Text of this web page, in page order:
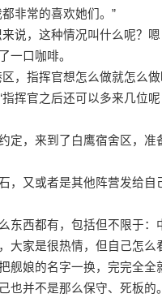
非常的喜欢她们。”
来说，这种情况叫什么呢
一口咖啡。
区，指挥官想怎么做就怎
挥官之后还可以多来几位
定，来到了白鹰宿舍区，
，又或者是其他阵营发给自
东西都有，包括但不限于
大家是很热情，但自己怎么
舰娘的名字一换，完完全全
也并不是那么保守、死板